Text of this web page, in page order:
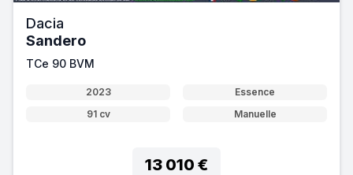
Dacia
Sandero
TCe 90 BVM
2023
Essence
91 cv
Manuelle
13 010 €